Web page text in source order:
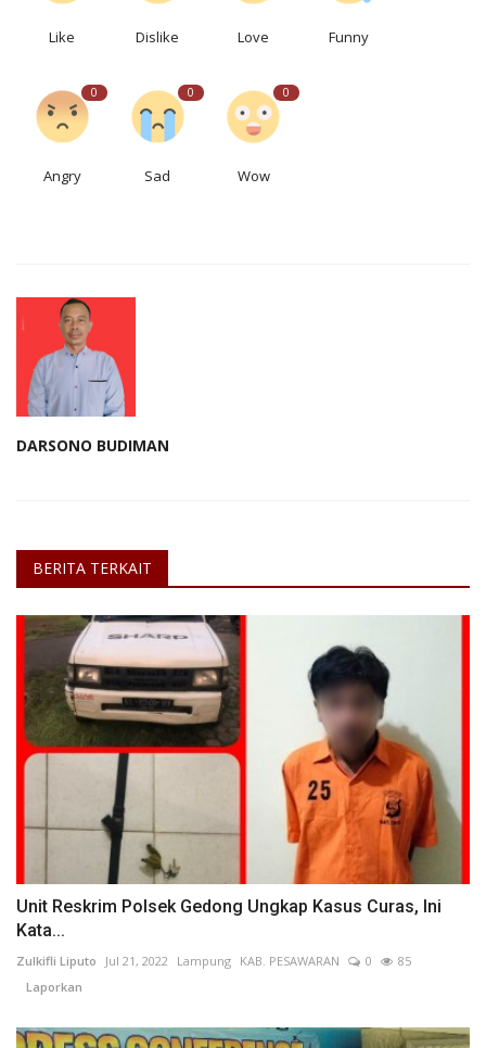
Like Dislike Love Funny
0
Angry
0
Sad
0
Wow
DARSONO BUDIMAN
BERITA TERKAIT
Unit Reskrim Polsek Gedong Ungkap Kasus Curas, Ini
Kata...
Zulkifli Liputo Jul 21, 2022 Lampung KAB. PESAWARAN 0
85
Laporkan